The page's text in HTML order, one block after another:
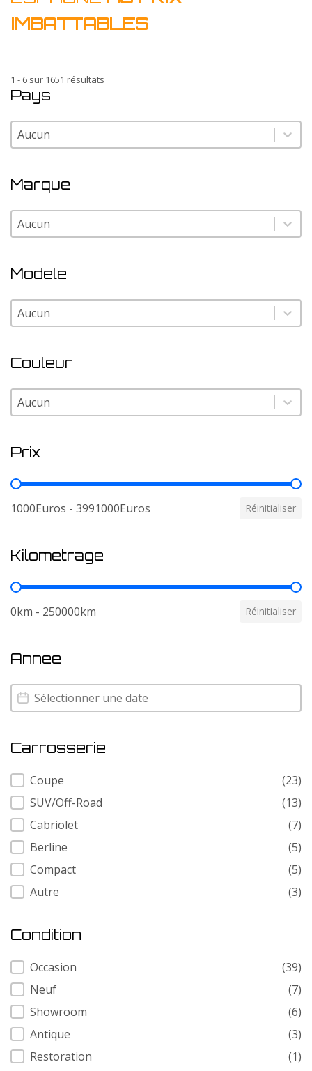
IMBATTABLES
1 - 6 sur 1651 résultats
Pays
Pays
Pays
Marque
Marque
Marque
Modele
Modele
Modele
Couleur
Couleur
Couleur
Prix
Prix
1000Euros - 3991000Euros Réinitialiser
Kilometrage
Kilometrage
0km - 250000km Réinitialiser
Annee
Annee
Annee
Carrosserie
Carrosserie
Coupe
(23)
SUV/Off-Road
(13)
Cabriolet
(7)
Berline
(5)
Compact
(5)
Autre
(3)
Condition
Condition
Occasion
(39)
Neuf
(7)
Showroom
(6)
Antique
(3)
Restoration
(1)